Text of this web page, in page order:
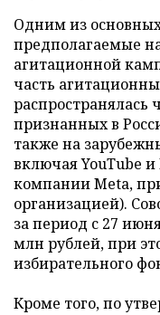
Одним из
предполагаемые
агитационной
часть
распространялась
признанных в
также на
включая YouTube
компании Meta,
организацией).
за период с 27
млн рублей, при
избирательного
Кроме того, по